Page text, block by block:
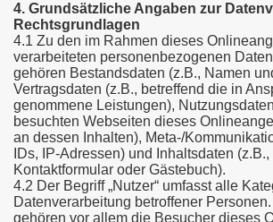
4. Grundsätzliche Angaben zur
Rechtsgrundlagen
4.1 Zu den im Rahmen dieses
verarbeiteten personenbezogenen
gehören Bestandsdaten (z.B., Namen
Vertragsdaten (z.B., betreffend die in
genommene Leistungen),
besuchten Webseiten dieses
an dessen Inhalten), Meta-/
IDs, IP-Adressen) und Inhaltsdaten
Kontaktformular oder Gästebuch).
4.2 Der Begriff „Nutzer“ umfasst alle
Datenverarbeitung betroffener
gehören vor allem die Besucher dieses